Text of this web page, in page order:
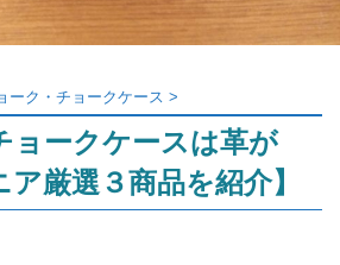
ーク・チョークケース >
ョークケースは革が
厳選３商品を紹介】